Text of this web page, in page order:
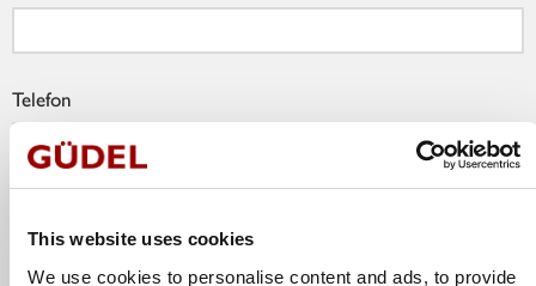
This website uses cookies
We use cookies to personalise content and ads, to provide
Telefon